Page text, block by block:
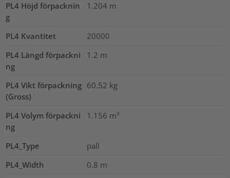
PL4 Höjd förpacknin
g
1.204 m
PL4 Kvantitet
20000
PL4 Längd förpackni
ng
1.2 m
PL4 Vikt förpackning
(Gross)
60.52 kg
PL4 Volym förpackni
ng
1.156 m³
PL4_Type
pall
PL4_Width
0.8 m